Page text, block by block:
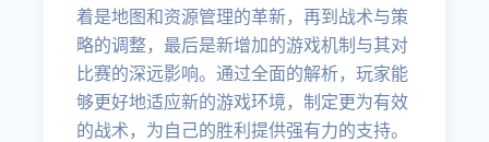
着是地图和资源管理的革新，再到战术与策
略的调整，最后是新增加的游戏机制与其对
比赛的深远影响。通过全面的解析，玩家能
够更好地适应新的游戏环境，制定更为有效
的战术，为自己的胜利提供强有力的支持。